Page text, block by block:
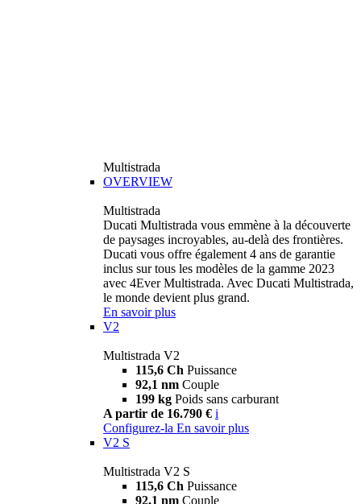
Multistrada
OVERVIEW
Multistrada
Ducati Multistrada vous emmène à la découverte
de paysages incroyables, au-delà des frontières.
Ducati vous offre également 4 ans de garantie
inclus sur tous les modèles de la gamme 2023
avec 4Ever Multistrada. Avec Ducati Multistrada,
le monde devient plus grand.
En savoir plus
V2
Multistrada V2
115,6 Ch Puissance
92,1 nm Couple
199 kg Poids sans carburant
A partir de 16.790 € i
Configurez-la En savoir plus
V2 S
Multistrada V2 S
115,6 Ch Puissance
92,1 nm Couple